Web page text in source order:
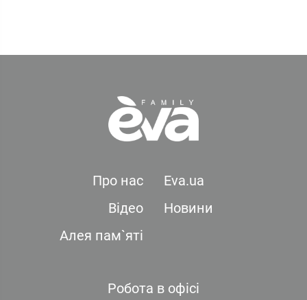
Про нас
Eva.ua
Відео
Новини
Алея пам`яті
Робота в офісі